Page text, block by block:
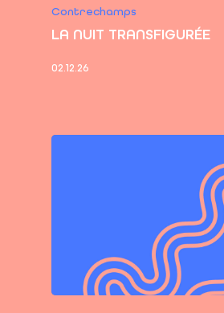
Contrechamps
LA NUIT TRANSFIGURÉE
02.12.26